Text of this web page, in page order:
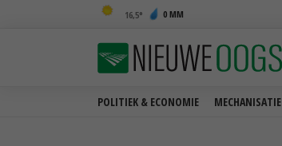
16,5 0 MM
POLITIEK & ECONOMIE MECHANISATIE